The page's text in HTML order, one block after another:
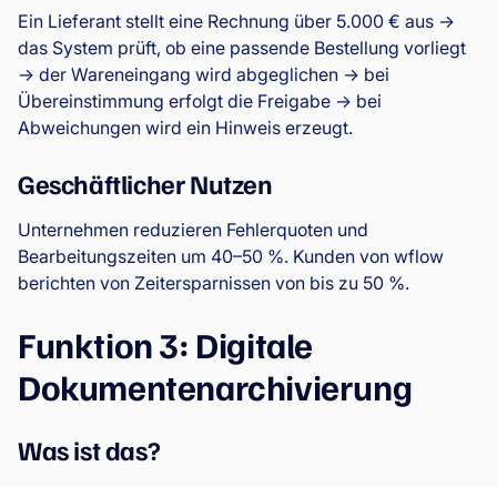
Ein Lieferant stellt eine Rechnung über 5.000 € aus →
das System prüft, ob eine passende Bestellung vorliegt
→ der Wareneingang wird abgeglichen → bei
Übereinstimmung erfolgt die Freigabe → bei
Abweichungen wird ein Hinweis erzeugt.
Geschäftlicher Nutzen
Unternehmen reduzieren Fehlerquoten und
Bearbeitungszeiten um 40–50 %. Kunden von wflow
berichten von Zeitersparnissen von bis zu 50 %.
Funktion 3: Digitale
Dokumentenarchivierung
Was ist das?